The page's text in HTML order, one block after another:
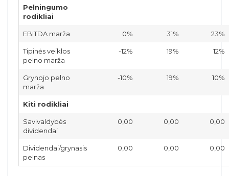
Pelningumo
rodikliai
EBITDA marža 0% 31% 23%
Tipinės veiklos
pelno marža
-12% 19% 12%
Grynojo pelno
marža
-10% 19% 10%
Kiti rodikliai
Savivaldybės
dividendai
0,00 0,00 0,00
Dividendai/grynasis
pelnas
0,00 0,00 0,00